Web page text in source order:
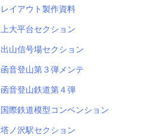
レイアウト製作資料
上大平台セクション
出山信号場セクション
函音登山第３弾メンテ
函音登山鉄道第４弾
国際鉄道模型コンベンション
塔ノ沢駅セクション